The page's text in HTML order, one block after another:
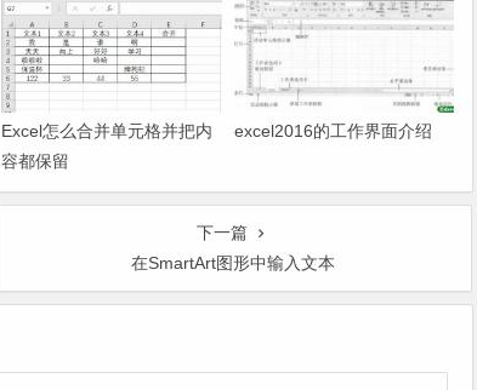
Excel怎么合并单元格并把内
容都保留
excel2016的工作界面介绍
下一篇
在SmartArt图形中输入文本